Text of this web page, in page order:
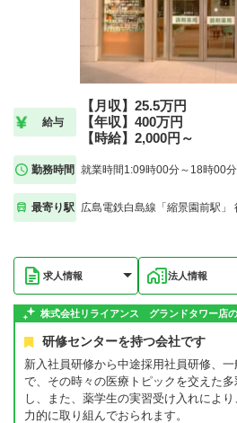
給与
【月収】25.5万円
【年収】400万円
【時給】2,000円～
勤務時間 就業時間1:09時00分～18時00分
最寄り駅 広島電鉄白島線「縮景園前駅」
求人情報 法人情報
株式会社リライアンス グランドタワー店
研修センターを持つ会社です
新入社員研修から中途採用社員研修、
で、その時々の医療トピックを交えた
し、また、薬学生の実習受け入れによ
力的に取り組んでおられます。